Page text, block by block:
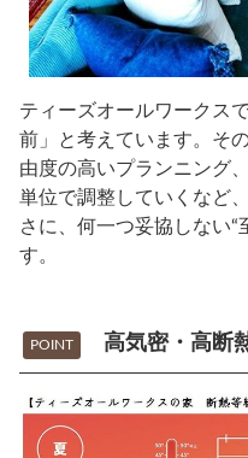
ティーズオールワークス
前」と考えています。そ
由度の高いプランニング
単位で調整していくなど
さに、何一つ妥協しない
す。
POINT 高気密・高断